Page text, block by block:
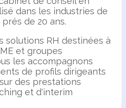
dans les industries de
de 20 ans.
solutions RH destinées à
et groupes
les accompagnons
de profils dirigeants
des prestations
et d'interim